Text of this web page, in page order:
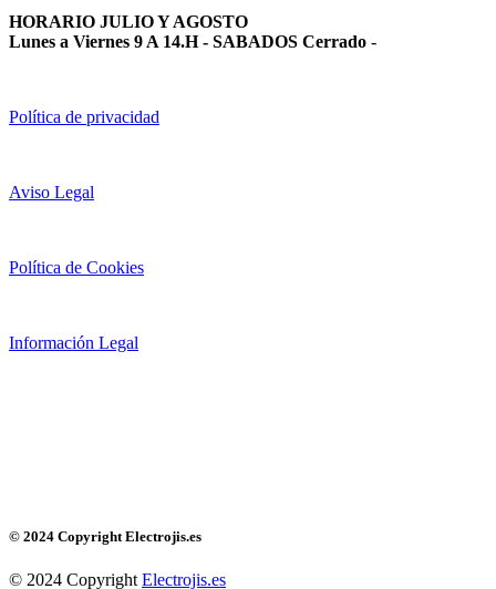
HORARIO JULIO Y AGOSTO
Lunes a Viernes 9 A 14.H - SABADOS Cerrado -
Política de privacidad
Aviso Legal
Política de Cookies
Información Legal
© 2024 Copyright Electrojis.es
© 2024 Copyright Electrojis.es